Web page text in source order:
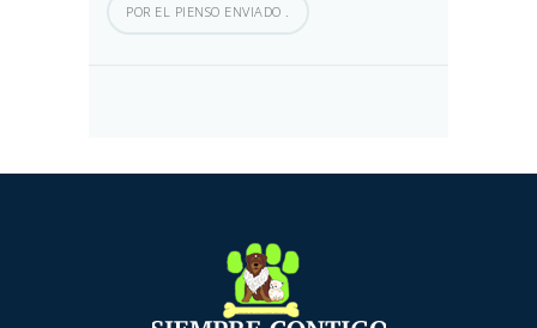
POR EL PIENSO ENVIADO .